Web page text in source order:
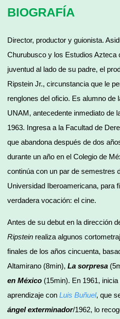
BIOGRAFÍA
Director, productor y guionista.
Churubusco y los Estudios Azteca
juventud al lado de su padre, el
Ripstein Jr., circunstancia que le
renglones del oficio. Es alumno de
UNAM, antecedente inmediato de
1963. Ingresa a la Facultad de
que abandona después de dos
durante un año en el Colegio de
continúa con un par de semestres
Universidad Iberoamericana, para
verdadera vocación: el cine.
Antes de su debut en la dirección
Ripstein realiza algunos
finales de los años cincuenta,
Altamirano (8min), La sorpresa
en México (15min). En 1961,
aprendizaje con Luis Buñuel, que
ángel exterminador/1962, lo